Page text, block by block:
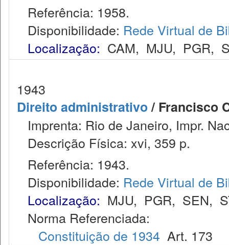
Referência: 1958.
Disponibilidade: Rede Virtual de
Localização: CAM, MJU, PGR,
1943
Direito administrativo/ Francisco
Imprenta: Rio de Janeiro, Impr.
Descrição Física: xvi, 359 p.
Referência: 1943.
Disponibilidade: Rede Virtual de
Localização: MJU, PGR, SEN,
Norma Referenciada:
Constituição de 1934 Art. 173